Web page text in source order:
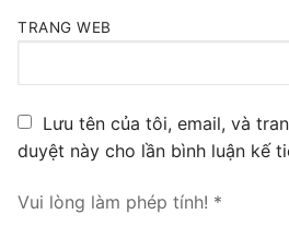
LIÊN HỆ
TIN TỨC
HƯỚNG DẪN
TRANG WEB
Lưu tên của tôi, email, và
duyệt này cho lần bình luận kế
Vui lòng làm phép tính! *